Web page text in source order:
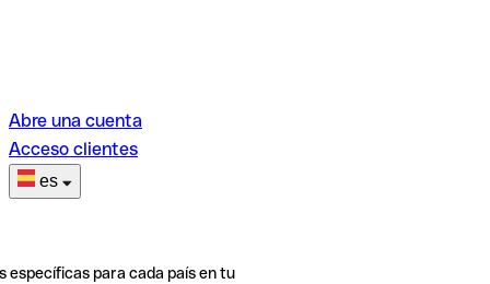
Abre una cuenta
Acceso clientes
es
específicas para cada país en tu